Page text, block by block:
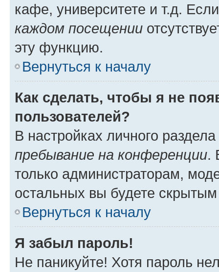
кафе, университете и т.д.
каждом посещении
эту функцию.
Вернуться к началу
Как сделать, чтобы я не
пользователей?
В настройках личного
пребывание на конференции.
только администраторам,
остальных вы будете
Вернуться к началу
Я забыл пароль!
Не паникуйте! Хотя пароль